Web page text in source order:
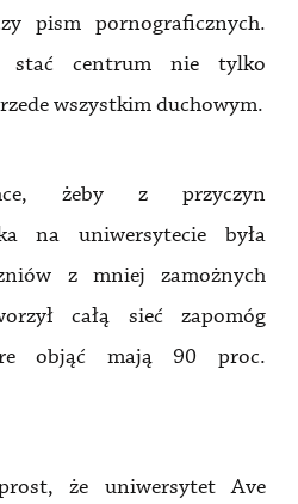
pism pornograficznych.
centrum nie tylko
wszystkim duchowym.
żeby z przyczyn
na uniwersytecie była
z mniej zamożnych
całą sieć zapomóg
objąć mają 90 proc.
że uniwersytet Ave